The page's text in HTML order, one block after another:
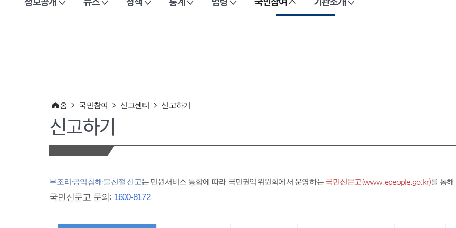
이 누리집은 대한민국 공식 전자정부 누리집입니다.
홈 국민참여 신고센터 신고하기
신고하기
부조리·공익침해·불친절 신고는 민원서비스 통합에 따라 국민권익위원회에서 운영하는 국민신문고(www.epeople.go.kr)를 통해
국민신문고 문의: 1600-8172